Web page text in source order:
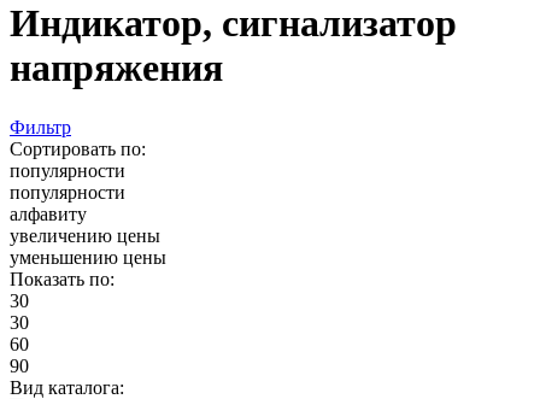
Индикатор, сигнализатор
напряжения
Фильтр
Сортировать по:
популярности
популярности
алфавиту
увеличению цены
уменьшению цены
Показать по:
30
30
60
90
Вид каталога: